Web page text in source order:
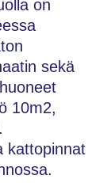
on
sekä
10m2,
kattopinnat